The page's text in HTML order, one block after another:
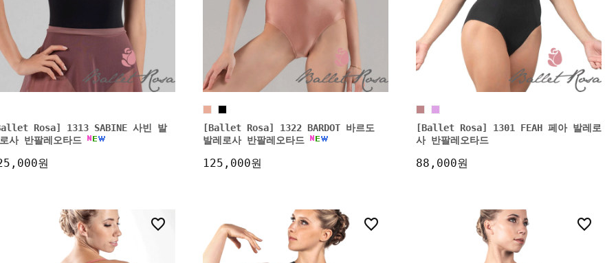
Rosa] 1313 SABINE 사빈 발
사 반팔레오타드
원
[Ballet Rosa] 1322 BARDOT 바르도
발레로사 반팔레오타드
125,000원
[Ballet Rosa] 1301 FEAH 페아 발레로
사 반팔레오타드
88,000원